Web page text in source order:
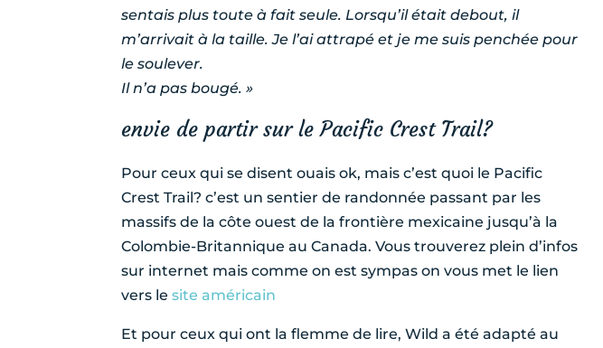
sentais plus toute à fait seule. Lorsqu’il était debout, il
m’arrivait à la taille. Je l’ai attrapé et je me suis penchée pour
le soulever.
Il n’a pas bougé. »
envie de partir sur le Pacific Crest Trail?
Pour ceux qui se disent ouais ok, mais c’est quoi le Pacific
Crest Trail? c’est un sentier de randonnée passant par les
massifs de la côte ouest de la frontière mexicaine jusqu’à la
Colombie-Britannique au Canada. Vous trouverez plein d’infos
sur internet mais comme on est sympas on vous met le lien
vers lesite américain
Et pour ceux qui ont la flemme de lire, Wild a été adapté au